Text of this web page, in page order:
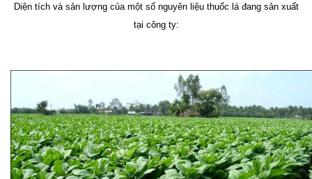
Diện tích và sản lượng của một số nguyên liệu thuốc lá đang sản xuất
tại công ty: